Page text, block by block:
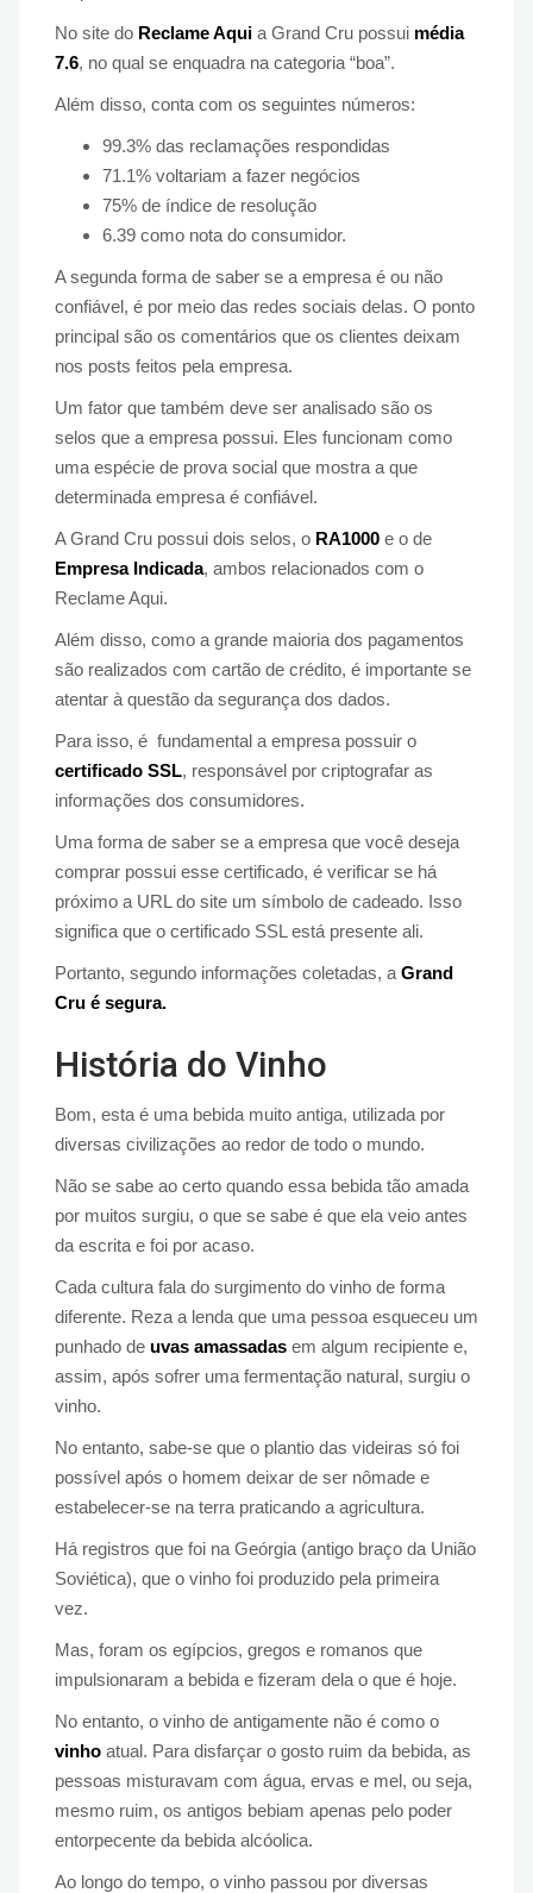
No site do Reclame Aqui a Grand Cru possui média
7.6, no qual se enquadra na categoria “boa”.
Além disso, conta com os seguintes números:
99.3% das reclamações respondidas
71.1% voltariam a fazer negócios
75% de índice de resolução
6.39 como nota do consumidor.
A segunda forma de saber se a empresa é ou não
confiável, é por meio das redes sociais delas. O ponto
principal são os comentários que os clientes deixam
nos posts feitos pela empresa.
Um fator que também deve ser analisado são os
selos que a empresa possui. Eles funcionam como
uma espécie de prova social que mostra a que
determinada empresa é confiável.
A Grand Cru possui dois selos, o RA1000 e o de
Empresa Indicada, ambos relacionados com o
Reclame Aqui.
Além disso, como a grande maioria dos pagamentos
são realizados com cartão de crédito, é importante se
atentar à questão da segurança dos dados.
Para isso, é fundamental a empresa possuir o
certificado SSL, responsável por criptografar as
informações dos consumidores.
Uma forma de saber se a empresa que você deseja
comprar possui esse certificado, é verificar se há
próximo a URL do site um símbolo de cadeado. Isso
significa que o certificado SSL está presente ali.
Portanto, segundo informações coletadas, a Grand
Cru é segura.
História do Vinho
Bom, esta é uma bebida muito antiga, utilizada por
diversas civilizações ao redor de todo o mundo.
Não se sabe ao certo quando essa bebida tão amada
por muitos surgiu, o que se sabe é que ela veio antes
da escrita e foi por acaso.
Cada cultura fala do surgimento do vinho de forma
diferente. Reza a lenda que uma pessoa esqueceu um
punhado de uvas amassadas em algum recipiente e,
assim, após sofrer uma fermentação natural, surgiu o
vinho.
No entanto, sabe-se que o plantio das videiras só foi
possível após o homem deixar de ser nômade e
estabelecer-se na terra praticando a agricultura.
Há registros que foi na Geórgia (antigo braço da União
Soviética), que o vinho foi produzido pela primeira
vez.
Mas, foram os egípcios, gregos e romanos que
impulsionaram a bebida e fizeram dela o que é hoje.
No entanto, o vinho de antigamente não é como o
vinho atual. Para disfarçar o gosto ruim da bebida, as
pessoas misturavam com água, ervas e mel, ou seja,
mesmo ruim, os antigos bebiam apenas pelo poder
entorpecente da bebida alcóolica.
Ao longo do tempo, o vinho passou por diversas